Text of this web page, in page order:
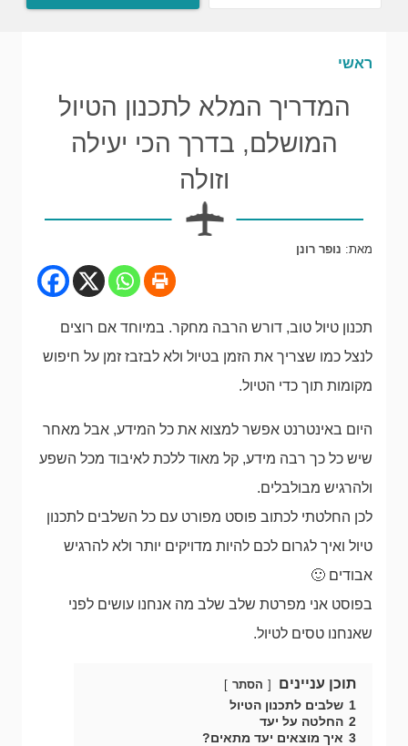
ראשי
המדריך המלא לתכנון הטיול
המושלם, בדרך הכי יעילה
וזולה
מאת: נופר רונן
תכנון טיול טוב, דורש הרבה מחקר. במיוחד אם רוצים
לנצל כמו שצריך את הזמן בטיול ולא לבזבז זמן על חיפוש
מקומות תוך כדי הטיול.
היום באינטרנט אפשר למצוא את כל המידע, אבל מאחר
שיש כל כך רבה מידע, קל מאוד ללכת לאיבוד מכל השפע
ולהרגיש מבולבלים.
לכן החלטתי לכתוב פוסט מפורט עם כל השלבים לתכנון
טיול ואיך לגרום לכם להיות מדויקים יותר ולא להרגיש
אבודים 🙂
בפוסט אני מפרטת שלב שלב מה אנחנו עושים לפני
שאנחנו טסים לטיול.
תוכן עניינים הסתר
1 שלבים לתכנון הטיול
2 החלטה על יעד
3 איך מוצאים יעד מתאים?